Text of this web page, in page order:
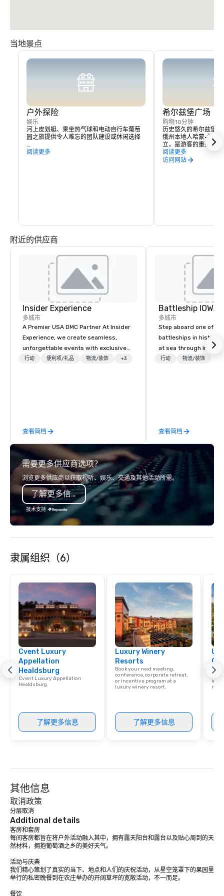
当地景点
户外探险
娱乐
河上皮划艇、乘坐热气球和电动自行车葡萄
园之旅提供令人难忘的团队建设或休闲选择
附近的索诺玛湖提供远足和划船的机会。
阅读更多
希尔兹堡广场
购物10分钟
历史悠久的希尔兹堡
俄州本地人哈蒙·希尔
立，是游客的重要接
酒体验、住宿和活动
实际上，你可以花几
阅读更多
访问网站
附近的供应商
Insider Experience
多城市
A Premier USA DMC Partner At Insider
Experience, we create seamless,
unforgettable events with exclusive
access to premium venues, world-
times, all-inclusive budget
turnarounds, strong industry
relationships, and operational
precision. We operate across the U.S.
in key destinations such as Hawaii,
Los Angeles, San Francisco, San
Diego, Orange County, Las Vegas, New
York, Chicago and Miami. Our global
offices enable us to efficiently serve
both U.S. and international clients
across multiple time zones. Let’s craft
contact us today!
行动 便利项/礼品 物流/装饰 +3
查看简档
Battleship IOWA
多城市
Step aboard one of
battleships in history
at sea through
designed for all
massive gun turrets,
the heart of the
or racing against
ship in a thrilling
each experience
in unforgettable ways.
行动 物流/装饰
查看简档
需要更多供应商选项？
浏览更多供应商以获取视听、娱乐、交通及其他活动所需。
了解更多信息
技术支持
隶属组织（6）
Cvent Luxury
Appellation
Healdsburg
Cvent Luxury Appellation
Healdsburg
了解更多信息
Luxury Winery
Resorts
Book your next meeting,
conference, corporate retreat,
or incentive program at a
luxury winery resort.
了解更多信息
Find
其他信息
取消政策
分层取消
Additional details
客房和套房
每间客房都旨在将户外活动融入其中，拥有露天阳台和露台以及贴心周到的天
然材料，拥抱葡萄酒之乡的美好天气。
活动与庆典
我们精心策划了真实的当下、地点和人们的庆祝活动，从星空笼罩下的果园里
举行的私密晚餐到在农庄举办的开阔草坪的宽敞活动，不一而足。
餐饮